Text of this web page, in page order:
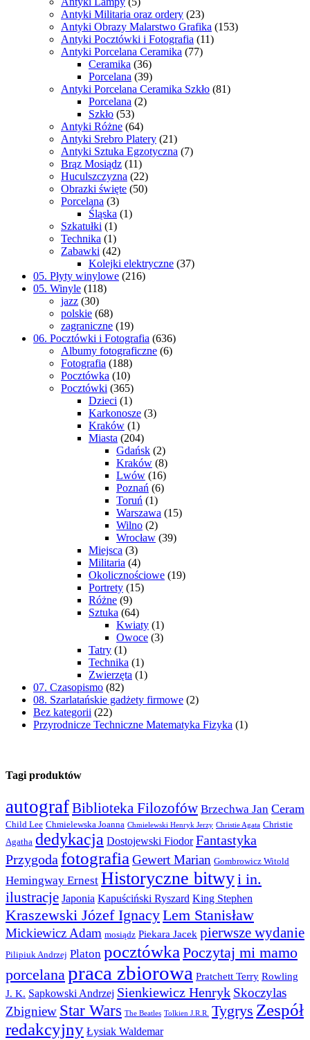
Antyki Militaria oraz ordery (23)
Antyki Obrazy Malarstwo Grafika (153)
Antyki Pocztówki i Fotografia (11)
Antyki Porcelana Ceramika (77)
Ceramika (36)
Porcelana (39)
Antyki Porcelana Ceramika Szkło (81)
Porcelana (2)
Szkło (53)
Antyki Różne (64)
Antyki Srebro Platery (21)
Antyki Sztuka Egzotyczna (7)
Brąz Mosiądz (11)
Huculszczyzna (22)
Obrazki święte (50)
Porcelana (3)
Śląska (1)
Szkatułki (1)
Technika (1)
Zabawki (42)
Kolejki elektryczne (37)
05. Płyty winylowe (216)
05. Winyle (118)
jazz (30)
polskie (68)
zagraniczne (19)
06. Pocztówki i Fotografia (636)
Albumy fotograficzne (6)
Fotografia (188)
Pocztówka (10)
Pocztówki (365)
Dzieci (1)
Karkonosze (3)
Kraków (1)
Miasta (204)
Gdańsk (2)
Kraków (8)
Lwów (16)
Poznań (6)
Toruń (1)
Warszawa (15)
Wilno (2)
Wrocław (39)
Miejsca (3)
Militaria (4)
Okolicznościowe (19)
Portrety (15)
Różne (9)
Sztuka (64)
Kwiaty (1)
Owoce (3)
Tatry (1)
Technika (1)
Zwierzęta (1)
07. Czasopismo (82)
08. Szarlatańskie gadżety firmowe (2)
Bez kategorii (22)
Przyrodnicze Techniczne Matematyka Fizyka (1)
Tagi produktów
autografBiblioteka Filozofów Brzechwa Jan Ceram
Child Lee Chmielewska Joanna Chmielewski Henryk Jerzy Christie Agata Christie
Agatha dedykacja Dostojewski Fiodor Fantastyka
Przygodafotografia Gewert Marian Gombrowicz Witold
Hemingway Ernest Historyczne bitwyi in.
ilustracje Japonia Kapuściński Ryszard King Stephen
Kraszewski Józef IgnacyLem Stanisław
Mickiewicz Adam mosiądz Piekara Jacek pierwsze wydanie
Pilipiuk Andrzej Platon pocztówka Poczytaj mi mamo
porcelanapraca zbiorowa Pratchett Terry Rowling
J. K. Sapkowski Andrzej Sienkiewicz Henryk Skoczylas
Zbigniew Star Wars The Beatles Tolkien J.R.R. Tygrys Zespół
redakcyjny Łysiak Waldemar